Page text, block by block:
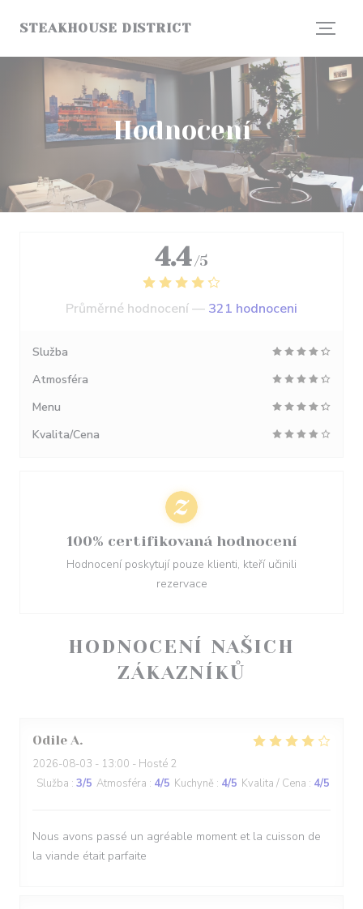
STEAKHOUSE DISTRICT
Hodnocení
HODNOCENÍ NAŠICH
ZÁKAZNÍKŮ
Odile A
2026-08-03 - 13:00 - Hosté 2
Služba : 3/5 Atmosféra : 4/5 Kuchyně : 4/5 Kvalita / Cena : 4/5
Nous avons passé un agréable moment et la cuisson de
la viande était parfaite
4.4 /5
Průměrné hodnocení — 321 hodnoceni
Služba
Atmosféra
Menu
Kvalita/Cena
100% certifikovaná hodnocení
Hodnocení poskytují pouze klienti, kteří učinili
rezervace